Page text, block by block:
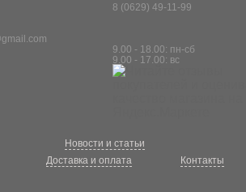
8 (0629) 49-11-99
9.00 - 18.00: пн-сб
9.00 - 17.00: вс
Новости и статьи
Доставка и оплата Контакты